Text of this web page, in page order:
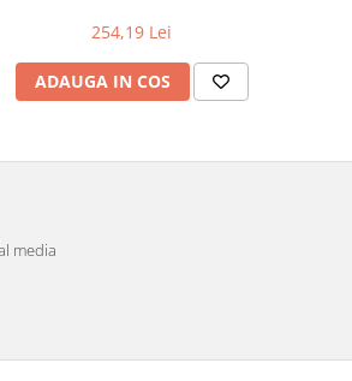
254,19 Lei
ADAUGA IN COS
media